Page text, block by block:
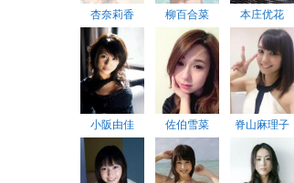
杏奈莉香 柳百合菜 本庄优花
小阪由佳 佐伯雪菜 脊山麻理子